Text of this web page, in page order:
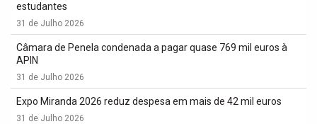
estudantes
31 de Julho 2026
Câmara de Penela condenada a pagar quase 769 mil euros à
APIN
31 de Julho 2026
Expo Miranda 2026 reduz despesa em mais de 42 mil euros
31 de Julho 2026